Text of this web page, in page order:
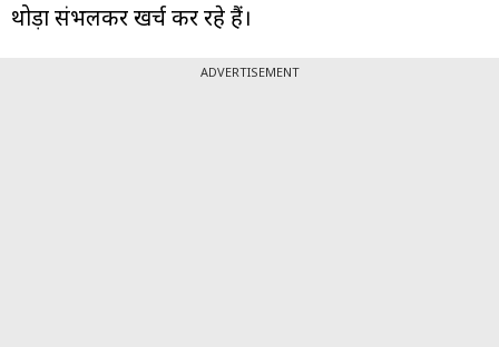
थोड़ा संभलकर खर्च कर रहे हैं।
ADVERTISEMENT